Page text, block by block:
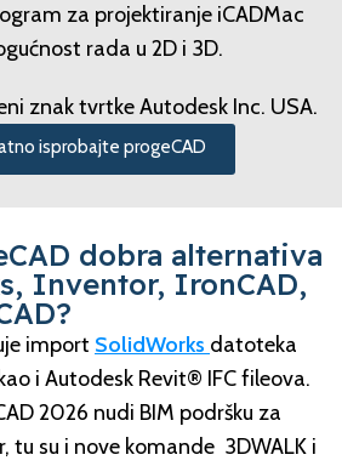
za projektiranje iCADMac
rada u 2D i 3D.
znak tvrtke Autodesk Inc. USA.
isprobajte progeCAD
dobra alternativa
Inventor, IronCAD,
import SolidWorks datoteka
i Autodesk Revit® IFC fileova.
2026 nudi BIM podršku za
tu su i nove komande 3DWALK i